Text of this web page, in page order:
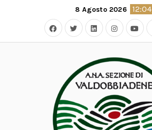
8 Agosto 2026 12:04